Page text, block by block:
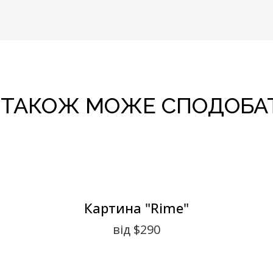
МОЖЕ
Картина "Rime"
від $290